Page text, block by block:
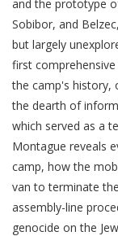
and the prototype
Sobibor, and
but largely
first
the camp's history,
the dearth of
which served as a
Montague reveals
camp, how the
van to terminate
assembly-line
genocide on the